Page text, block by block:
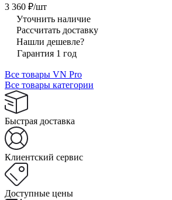
3 360 ₽/шт
Уточнить наличие
Рассчитать доставку
Нашли дешевле?
Гарантия 1 год
Все товары VN Pro
Все товары категории
Быстрая доставка
Клиентский сервис
Доступные цены